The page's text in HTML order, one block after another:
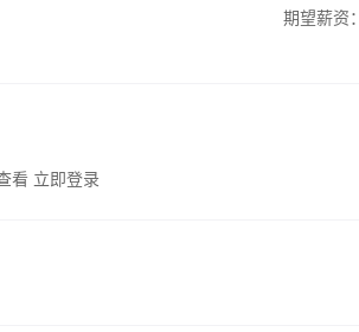
期望薪资：
看 立即登录